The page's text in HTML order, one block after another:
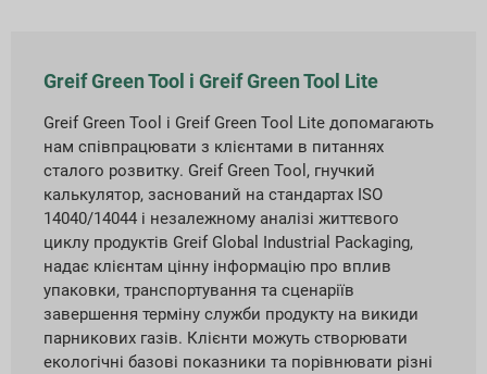
Greif Green Tool і Greif Green Tool Lite
Greif Green Tool і Greif Green Tool Lite допомагають
нам співпрацювати з клієнтами в питаннях
сталого розвитку. Greif Green Tool, гнучкий
калькулятор, заснований на стандартах ISO
14040/14044 і незалежному аналізі життєвого
циклу продуктів Greif Global Industrial Packaging,
надає клієнтам цінну інформацію про вплив
упаковки, транспортування та сценаріїв
завершення терміну служби продукту на викиди
парникових газів. Клієнти можуть створювати
екологічні базові показники та порівнювати різні